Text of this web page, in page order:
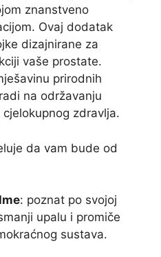
znanstveno
Ovaj dodatak
dizajnirane za
vaše prostate.
prirodnih
na održavanju
zdravlja.
da vam bude od
: poznat po svojoj
upalu i promiče
sustava.